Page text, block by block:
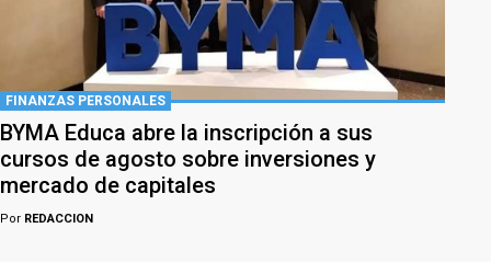
FINANZAS PERSONALES
BYMA Educa abre la inscripción a sus
cursos de agosto sobre inversiones y
mercado de capitales
Por REDACCION